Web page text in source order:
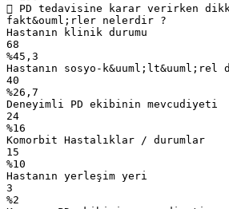
 PD tedavisine karar verirken
fakt&ouml;rler nelerdir ?
Hastanın klinik durumu
68
%45,3
Hastanın sosyo-k&uuml;lt&uuml;rel
40
%26,7
Deneyimli PD ekibinin mevcudiyeti
24
%16
Komorbit Hastalıklar / durumlar
15
%10
Hastanın yerleşim yeri
3
%2